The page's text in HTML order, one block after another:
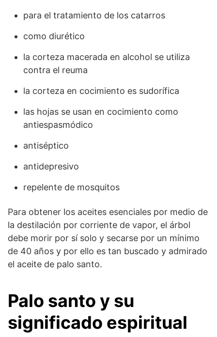
para el tratamiento de los catarros
como diurético
la corteza macerada en alcohol se utiliza
contra el reuma
la corteza en cocimiento es sudorífica
las hojas se usan en cocimiento como
antiespasmódico
antiséptico
antidepresivo
repelente de mosquitos
Para obtener los aceites esenciales por medio de
la destilación por corriente de vapor, el árbol
debe morir por sí solo y secarse por un mínimo
de 40 años y por ello es tan buscado y admirado
el aceite de palo santo.
Palo santo y su
significado espiritual